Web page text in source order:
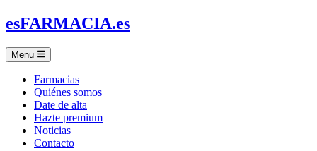
esFARMACIA.es
Menu
Farmacias
Quiénes somos
Date de alta
Hazte premium
Noticias
Contacto